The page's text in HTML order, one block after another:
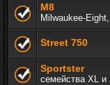
M8
Milwaukee-
Street 750
Sportster
семейства XL